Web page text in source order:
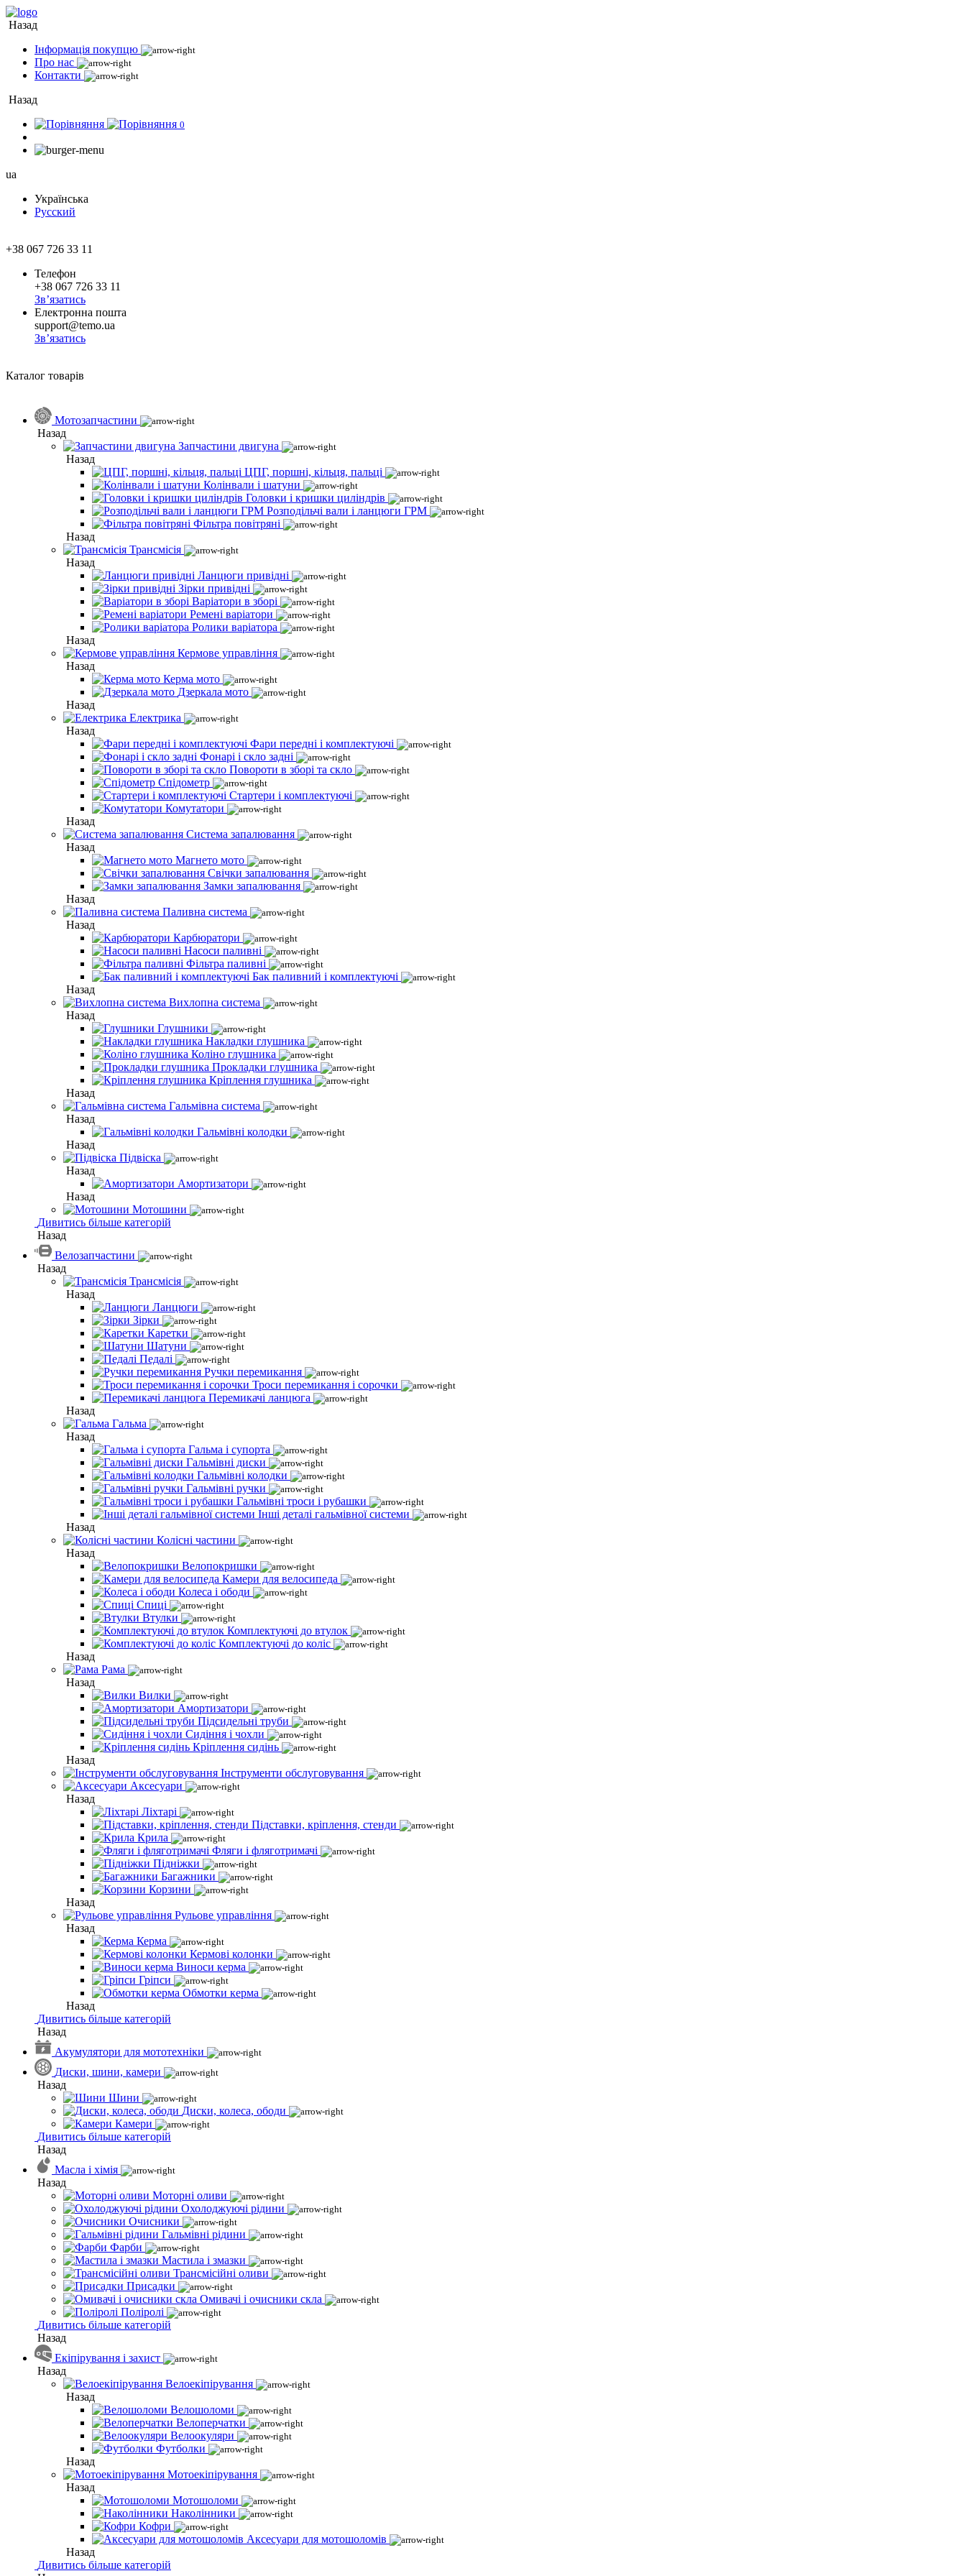
Назад
Інформація покупцю
Про нас
Контакти
Назад
0
ua
Українська
Русский
+38 067 726 33 11
Телефон
+38 067 726 33 11
Зв’язатись
Електронна пошта
support@temo.ua
Зв’язатись
Каталог товарів
Мотозапчастини
Назад
Запчастини двигуна
Назад
ЦПГ, поршні, кільця, пальці
Колінвали і шатуни
Головки і кришки циліндрів
Розподільчі вали і ланцюги ГРМ
Фільтра повітряні
Назад
Трансмісія
Назад
Ланцюги привідні
Зірки привідні
Варіатори в зборі
Ремені варіатори
Ролики варіатора
Назад
Кермове управління
Назад
Керма мото
Дзеркала мото
Назад
Електрика
Назад
Фари передні і комплектуючі
Фонарі і скло задні
Повороти в зборі та скло
Спідометр
Стартери і комплектуючі
Комутатори
Назад
Система запалювання
Назад
Магнето мото
Свічки запалювання
Замки запалювання
Назад
Паливна система
Назад
Карбюратори
Насоси паливні
Фільтра паливні
Бак паливний і комплектуючі
Назад
Вихлопна система
Назад
Глушники
Накладки глушника
Коліно глушника
Прокладки глушника
Кріплення глушника
Назад
Гальмівна система
Назад
Гальмівні колодки
Назад
Підвіска
Назад
Амортизатори
Назад
Мотошини
Дивитись більше категорій
Назад
Велозапчастини
Назад
Трансмісія
Назад
Ланцюги
Зірки
Каретки
Шатуни
Педалі
Ручки перемикання
Троси перемикання і сорочки
Перемикачі ланцюга
Назад
Гальма
Назад
Гальма і супорта
Гальмівні диски
Гальмівні колодки
Гальмівні ручки
Гальмівні троси і рубашки
Інші деталі гальмівної системи
Назад
Колісні частини
Назад
Велопокришки
Камери для велосипеда
Колеса і ободи
Спиці
Втулки
Комплектуючі до втулок
Комплектуючі до коліс
Назад
Рама
Назад
Вилки
Амортизатори
Підсидельні труби
Сидіння і чохли
Кріплення сидінь
Назад
Інструменти обслуговування
Аксесуари
Назад
Ліхтарі
Підставки, кріплення, стенди
Крила
Фляги і фляготримачі
Підніжки
Багажники
Корзини
Назад
Рульове управління
Назад
Керма
Кермові колонки
Виноси керма
Гріпси
Обмотки керма
Назад
Дивитись більше категорій
Назад
Акумулятори для мототехніки
Диски, шини, камери
Назад
Шини
Диски, колеса, ободи
Камери
Дивитись більше категорій
Назад
Масла і хімія
Назад
Моторні оливи
Охолоджуючі рідини
Очисники
Гальмівні рідини
Фарби
Мастила і змазки
Трансмісійні оливи
Присадки
Омивачі і очисники скла
Поліролі
Дивитись більше категорій
Назад
Екіпірування і захист
Назад
Велоекіпірування
Назад
Велошоломи
Велоперчатки
Велоокуляри
Футболки
Назад
Мотоекіпірування
Назад
Мотошоломи
Наколінники
Кофри
Аксесуари для мотошоломів
Назад
Дивитись більше категорій